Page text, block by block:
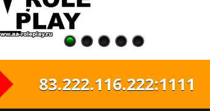
83.222.116.222:1111